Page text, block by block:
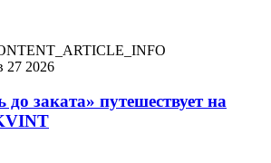
27 2026
до заката» путешествует на